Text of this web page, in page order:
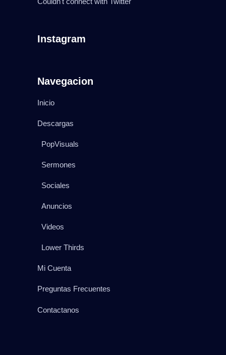
Instagram
Navegacion
Inicio
Descargas
PopVisuals
Sermones
Sociales
Anuncios
Videos
Lower Thirds
Mi Cuenta
Preguntas Frecuentes
Contactanos